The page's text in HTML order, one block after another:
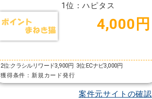
1位：ハピタス
4,000円
2位:クラシルリワード3,900円 3位:ECナビ3,000円
獲得条件：新規カード発行
案件元サイトの確認